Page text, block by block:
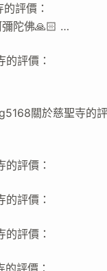
評價：
陀佛🙏🏻 …
評價：
關於慈聖寺的評
評價：
評價：
評價：
評價：